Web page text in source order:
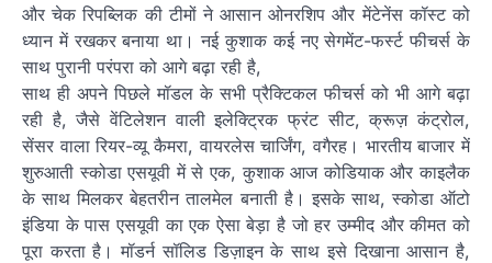
और चेक रिपब्लिक की टीमों ने आसान ओनरशिप और मेंटेनेंस कॉस्ट को
ध्यान में रखकर बनाया था। नई कुशाक कई नए सेगमेंट-फर्स्ट फीचर्स के
साथ पुरानी परंपरा को आगे बढ़ा रही है,
साथ ही अपने पिछले मॉडल के सभी प्रैक्टिकल फीचर्स को भी आगे बढ़ा
रही है, जैसे वेंटिलेशन वाली इलेक्ट्रिक फ्रंट सीट, क्रूज़ कंट्रोल,
सेंसर वाला रियर-व्यू कैमरा, वायरलेस चार्जिंग, वगैरह। भारतीय बाजार में
शुरुआती स्कोडा एसयूवी में से एक, कुशाक आज कोडियाक और काइलैक
के साथ मिलकर बेहतरीन तालमेल बनाती है। इसके साथ, स्कोडा ऑटो
इंडिया के पास एसयूवी का एक ऐसा बेड़ा है जो हर उम्मीद और कीमत को
पूरा करता है। मॉडर्न सॉलिड डिज़ाइन के साथ इसे दिखाना आसान है,